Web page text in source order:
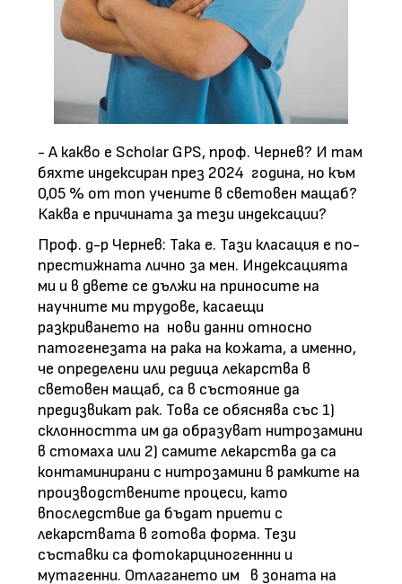
- А какво е Scholar GPS, проф. Чернев? И там
бяхте индексиран през 2024 година, но към
0,05 % от топ учените в световен мащаб?
Каква е причината за тези индексации?
Проф. д-р Чернев: Така е. Тази класация е по-
престижната лично за мен. Индексацията
ми и в двете се дължи на приносите на
научните ми трудове, касаещи
разкриването на нови данни относно
патогенезата на рака на кожата, а именно,
че определени или редица лекарства в
световен мащаб, са в състояние да
предизвикат рак. Това се обяснява със 1)
склонността им да образуват нитрозамини
в стомаха или 2) самите лекарства да са
контаминирани с нитрозамини в рамките на
производствените процеси, като
впоследствие да бъдат приети с
лекарствата в готова форма. Тези
съставки са фотокарциногеннни и
мутагенни. Отлагането им в зоната на